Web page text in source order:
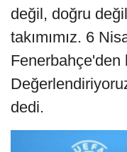
değil, doğru
takımımız. 6
Fenerbahçe'den
dedi.